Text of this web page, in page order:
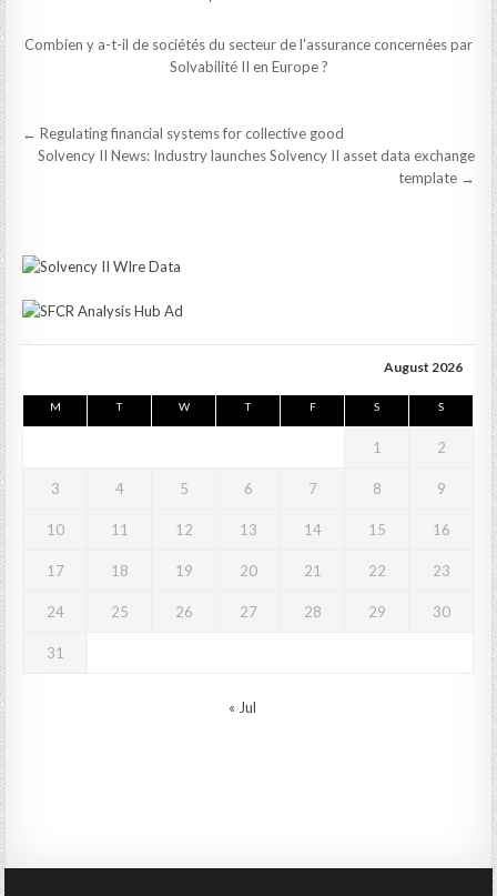
Combien y a-t-il de sociétés du secteur de l'assurance concernées par
Solvabilité II en Europe ?
Post
navigation
← Regulating financial systems for collective good
Solvency II News: Industry launches Solvency II asset data exchange
template →
August 2026
M T W T F S S
1 2
3 4 5 6 7 8 9
10 11 12 13 14 15 16
17 18 19 20 21 22 23
24 25 26 27 28 29 30
31
« Jul